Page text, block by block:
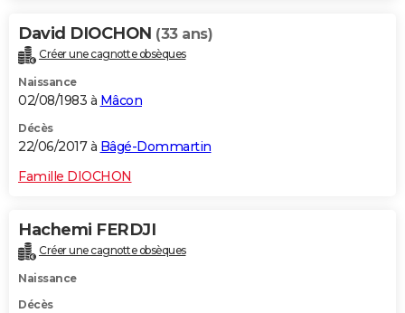
David DIOCHON (33 ans)
Créer une cagnotte obsèques
Naissance
02/08/1983 à Mâcon
Décès
22/06/2017 à Bâgé-Dommartin
Famille DIOCHON
Hachemi FERDJI
Créer une cagnotte obsèques
Naissance
Décès